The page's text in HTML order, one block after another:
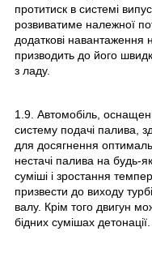
протитиск в системі
розвиватиме належної
додаткові
призводить до його
з ладу.
1.9. Автомобіль,
систему подачі палива,
для досягнення
нестачі палива на будь-
суміші і зростання
призвести до виходу
валу. Крім того двигун
бідних сумішах детонації.